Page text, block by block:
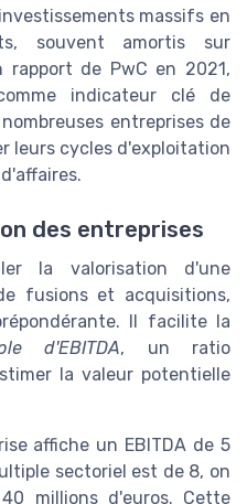
massifs en
souvent amortis sur
rapport de PwC en 2021,
indicateur clé de
entreprises de
leurs cycles d'exploitation
des entreprises
la valorisation d'une
fusions et acquisitions,
Il facilite la
d'EBITDA, un ratio
la valeur potentielle
affiche un EBITDA de 5
sectoriel est de 8, on
millions d'euros. Cette